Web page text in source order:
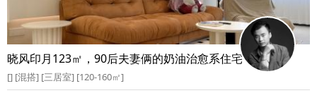
晓风印月123㎡，90后夫妻俩的奶油治愈系住宅
[] [混搭] [三居室] [120-160㎡]